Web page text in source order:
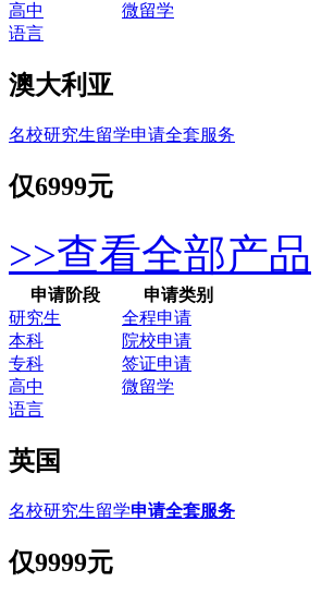
高中
微留学
语言
澳大利亚
名校研究生留学申请全套服务
仅6999元
>>查看全部产品
申请阶段
申请类别
研究生
全程申请
本科
院校申请
专科
签证申请
高中
微留学
语言
英国
名校研究生留学申请全套服务
仅9999元